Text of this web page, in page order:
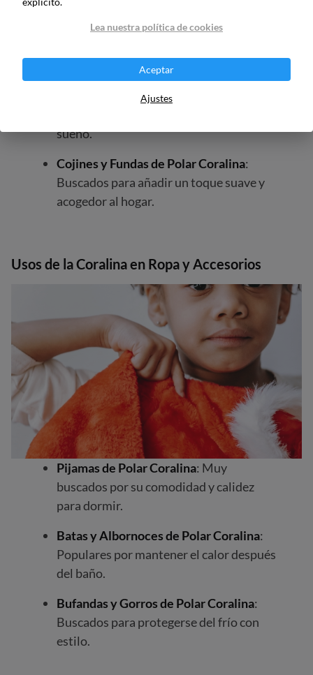
Mantas de Polar Coralina: Buscadas por
Sábanas de Polar Coralina
sueño.
Cojines y Fundas de Polar Coralina:
Buscados para añadir un toque suave y
acogedor al hogar.
Usos de la Coralinaen Ropa y Accesorios
Pijamas de Polar Coralina: Muy
buscados por su comodidad y calidez
para dormir.
Batas y Albornoces de Polar Coralina:
Populares por mantener el calor después
del baño.
Bufandas y Gorros de Polar Coralina:
Buscados para protegerse del frío con
estilo.
Lea nuestra política de cookies
Aceptar
Ajustes